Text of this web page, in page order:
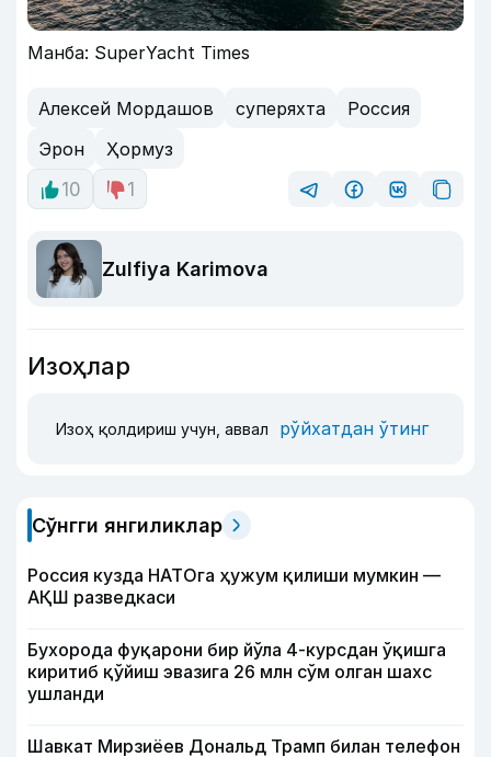
Манба: SuperYacht Times
Алексей Мордашов суперяхта
Россия
Эрон
Ҳормуз
10
1
Zulfiya Karimova
Изоҳлар
Изоҳ қолдириш учун, аввал рўйхатдан ўтинг
Сўнгги янгиликлар
Россия кузда НАТОга ҳужум қилиши мумкин —
АҚШ разведкаси
Бухорода фуқарони бир йўла 4-курсдан ўқишга
киритиб қўйиш эвазига 26 млн сўм олган шахс
ушланди
Шавкат Мирзиёев Дональд Трамп билан телефон